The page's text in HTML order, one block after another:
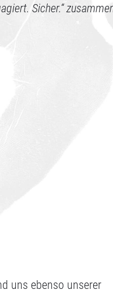
Sicher.“
uns ebenso unserer